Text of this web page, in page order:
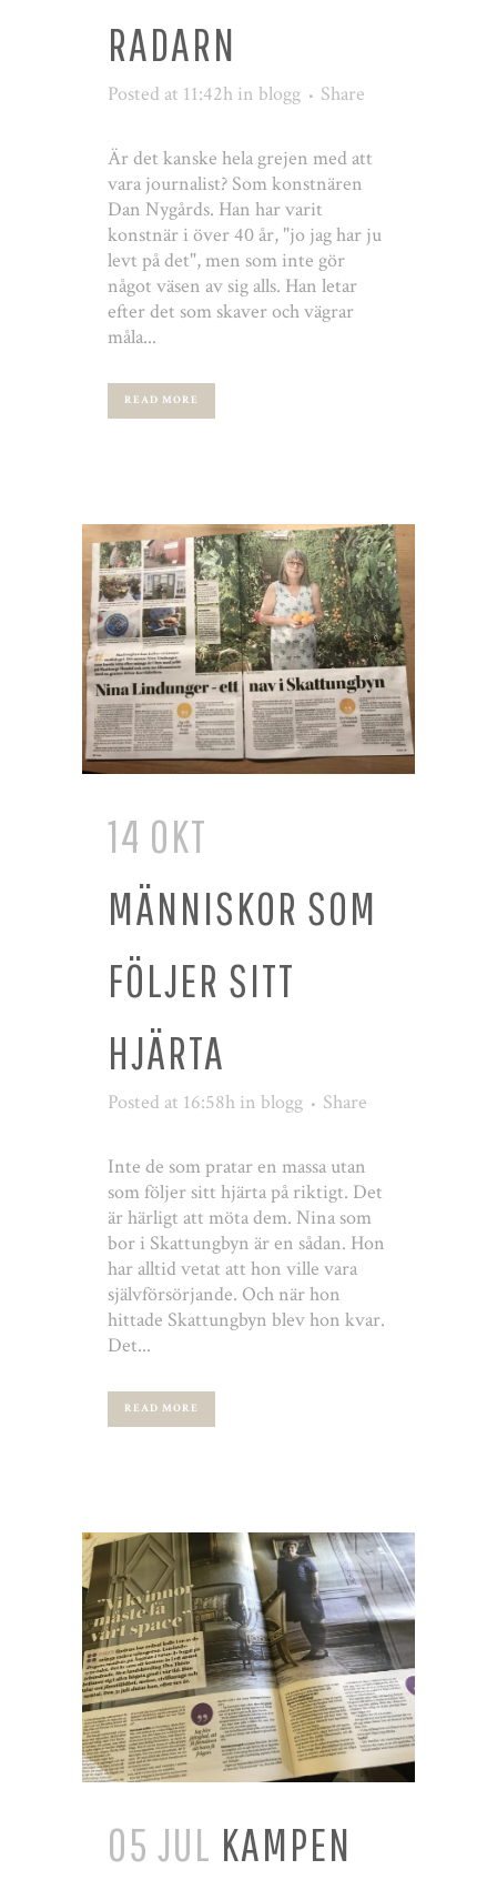
RADARN
Posted at 11:42h in blogg Share
Är det kanske hela grejen med att
vara journalist? Som konstnären
Dan Nygårds. Han har varit
konstnär i över 40 år, "jo jag har ju
levt på det", men som inte gör
något väsen av sig alls. Han letar
efter det som skaver och vägrar
måla...
READ MORE
14 OKT
MÄNNISKOR SOM
FÖLJER SITT
HJÄRTA
Posted at 16:58h in blogg Share
Inte de som pratar en massa utan
som följer sitt hjärta på riktigt. Det
är härligt att möta dem. Nina som
bor i Skattungbyn är en sådan. Hon
har alltid vetat att hon ville vara
självförsörjande. Och när hon
hittade Skattungbyn blev hon kvar.
Det...
READ MORE
05 JUL KAMPEN